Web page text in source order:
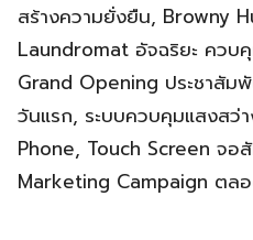
สร้างความยั่งยืน, Browny
Laundromat อัจฉริยะ ควบ
Grand Opening ประชาสัม
วันแรก, ระบบควบคุมแสงสว่
Phone, Touch Screen จอ
Marketing Campaign ตลอ